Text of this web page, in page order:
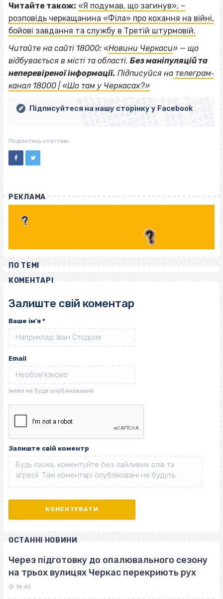
Читайте також: «Я подумав, що загинув», –
розповідь черкащанина «Філа» про кохання на війні,
бойові завдання та службу в Третій штурмовій.
Читайте на сайті 18000: «Новини Черкаси» — що
відбувається в місті та області. Без маніпуляцій та
неперевіреної інформації. Підписуйся на телеграм‐
канал 18000 | «Шо там у Черкасах?»
ВІСІМНАДЦЯТЬ ТРИ НУЛІ
ВІСІМНАДЦЯТЬ ТРИ НУЛІ
ВІСІМНАДЦЯТЬ ТРИ НУЛІ
ВІСІМНАДЦЯТЬ ТРИ НУЛІ
ВІСІМНАДЦЯТЬ ТРИ НУЛІ
ВІСІМНАДЦЯТЬ ТРИ НУЛІ
ВІСІМНАДЦЯТЬ ТРИ НУЛІ
ВІСІМНАДЦЯТЬ ТРИ НУЛІ
Підписуйтеся на нашу сторінку у Facebook
Поділитись статтею
РЕКЛАМА
ПО ТЕМІ
КОМЕНТАРІ
Залиште свій коментар
Ваше ім'я *
Email
Залиште свій коментр
ОСТАННІ НОВИНИ
Через підготовку до опалювального сезону
на трьох вулицях Черкас перекриють рух
10:40